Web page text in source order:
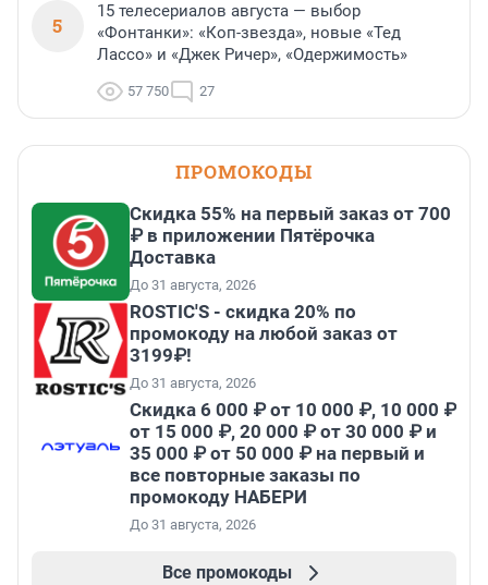
5
15 телесериалов августа — выбор
«Фонтанки»: «Коп-звезда», новые «Тед
Лассо» и «Джек Ричер», «Одержимость»
57 750 27
ПРОМОКОДЫ
Скидка 55% на первый заказ от 700
₽ в приложении Пятёрочка
Доставка
До 31 августа, 2026
ROSTIC'S - скидка 20% по
промокоду на любой заказ от
3199₽!
До 31 августа, 2026
Скидка 6 000 ₽ от 10 000 ₽, 10 000 ₽
от 15 000 ₽, 20 000 ₽ от 30 000 ₽ и
35 000 ₽ от 50 000 ₽ на первый и
все повторные заказы по
промокоду НАБЕРИ
До 31 августа, 2026
Все промокоды